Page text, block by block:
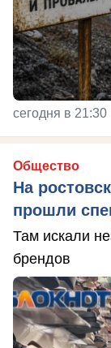
сегодня в 21:30
Общество
На
прошли
Там искали
брендов